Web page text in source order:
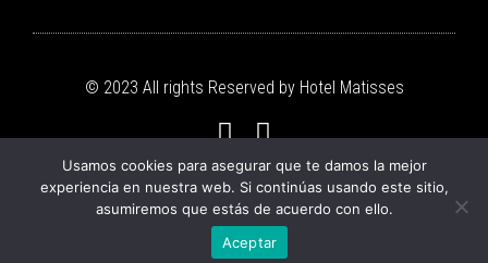
© 2023 All rights Reserved by Hotel Matisses
Usamos cookies para asegurar que te damos la mejor
experiencia en nuestra web. Si continúas usando este sitio,
asumiremos que estás de acuerdo con ello.
Aceptar
¡Hola! Bienvenido